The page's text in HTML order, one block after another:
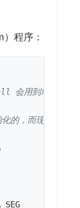
程序：